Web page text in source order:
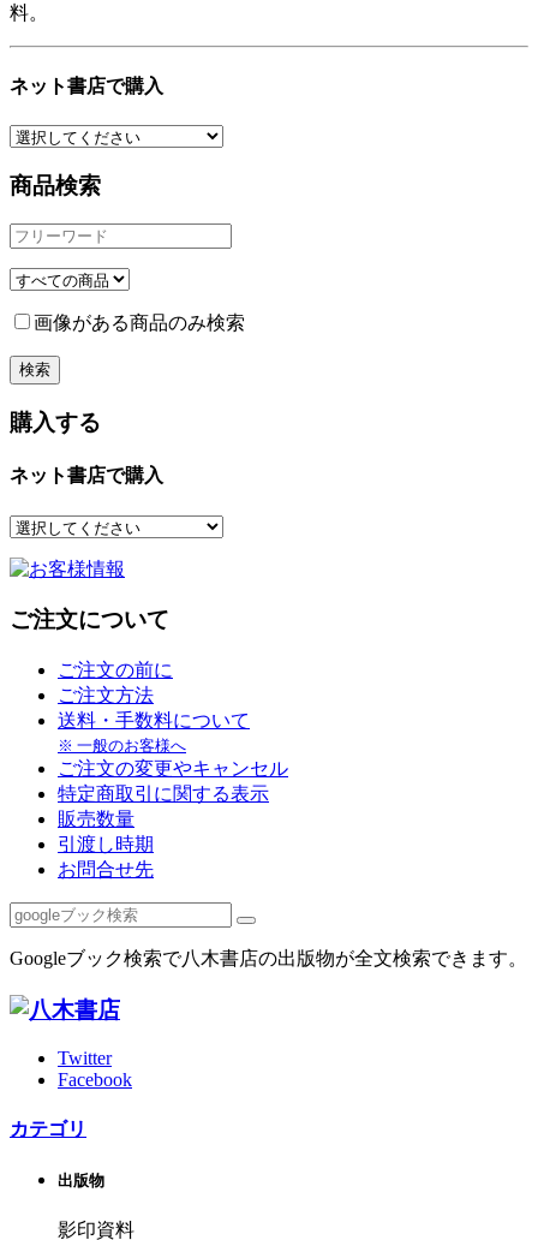
料。
ネット書店で購入
商品検索
画像がある商品のみ検索
購入する
ネット書店で購入
ご注文について
ご注文の前に
ご注文方法
送料・手数料について
※ 一般のお客様へ
ご注文の変更やキャンセル
特定商取引に関する表示
販売数量
引渡し時期
お問合せ先
Googleブック検索で八木書店の出版物が全文検索できます。
Twitter
Facebook
カテゴリ
出版物
影印資料